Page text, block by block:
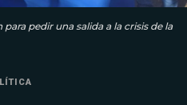
pedir una salida a la crisis de la